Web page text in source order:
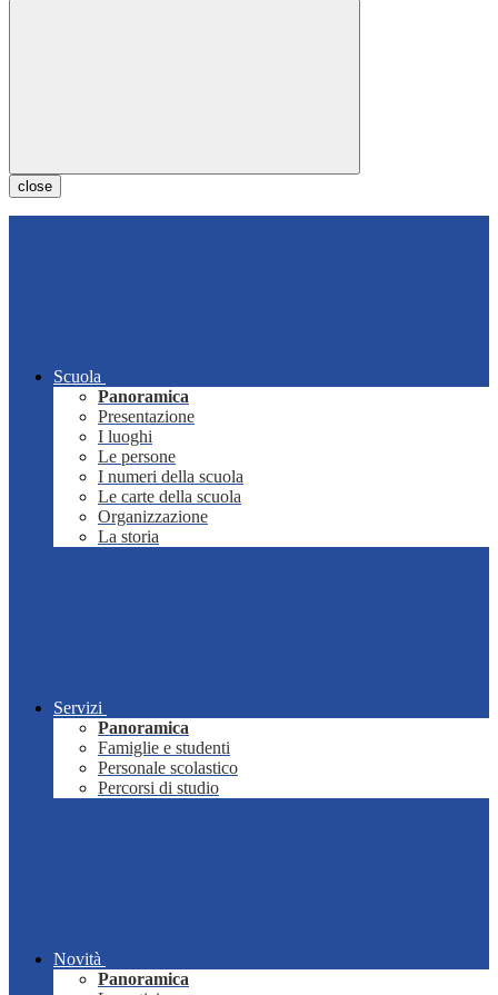
close
Scuola
Panoramica
Presentazione
I luoghi
Le persone
I numeri della scuola
Le carte della scuola
Organizzazione
La storia
Servizi
Panoramica
Famiglie e studenti
Personale scolastico
Percorsi di studio
Novità
Panoramica